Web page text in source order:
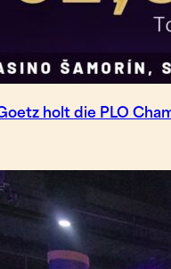
holt die PLO